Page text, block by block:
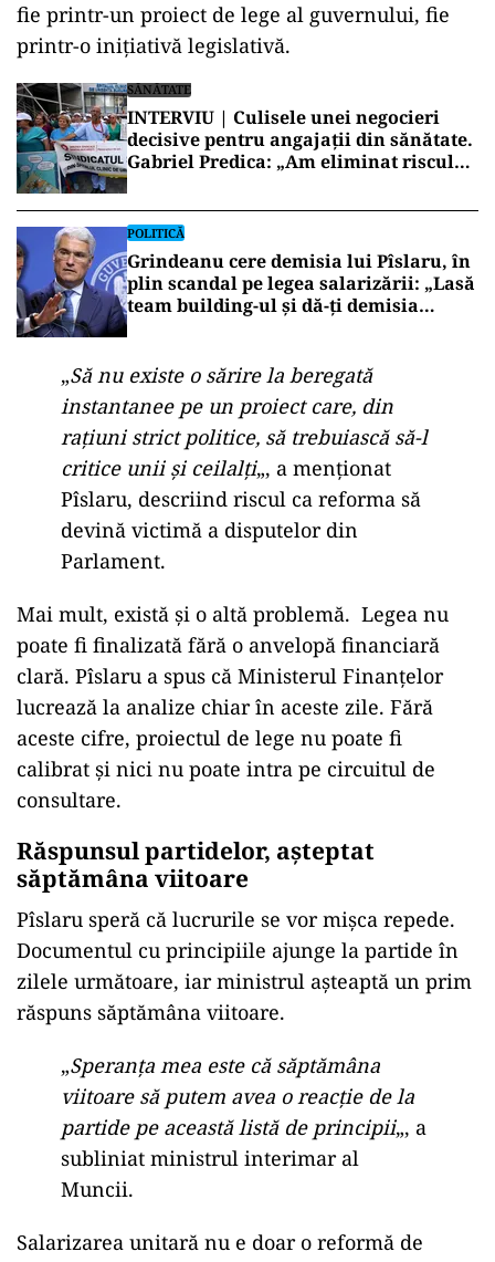
fie printr-un proiect de lege al guvernului, fie
printr-o inițiativă legislativă.
SĂNĂTATE
INTERVIU | Culisele unei negocieri
decisive pentru angajații din sănătate.
Gabriel Predica: „Am eliminat riscul
POLITICĂ
Grindeanu cere demisia lui Pîslaru, în
plin scandal pe legea salarizării: „Lasă
team building-ul și dă-ți demisia
„Să nu existe o sărire la beregată
instantanee pe un proiect care, din
rațiuni strict politice, să trebuiască să-l
critice unii și ceilalți„, a menționat
Pîslaru, descriind riscul ca reforma să
devină victimă a disputelor din
Parlament.
Mai mult, există și o altă problemă. Legea nu
poate fi finalizată fără o anvelopă financiară
clară. Pîslaru a spus că Ministerul Finanțelor
lucrează la analize chiar în aceste zile. Fără
aceste cifre, proiectul de lege nu poate fi
calibrat și nici nu poate intra pe circuitul de
consultare.
Răspunsul partidelor, așteptat
săptămâna viitoare
Pîslaru speră că lucrurile se vor mișca repede.
Documentul cu principiile ajunge la partide în
zilele următoare, iar ministrul așteaptă un prim
răspuns săptămâna viitoare.
„Speranța mea este că săptămâna
viitoare să putem avea o reacție de la
partide pe această listă de principii„, a
subliniat ministrul interimar al
Muncii.
Salarizarea unitară nu e doar o reformă de